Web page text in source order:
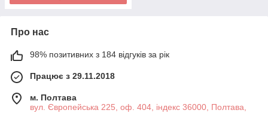
Про нас
98% позитивних з 184 відгуків за рік
Працює з 29.11.2018
м. Полтава
вул. Європейська 225, оф. 404, індекс 36000, Полтава,